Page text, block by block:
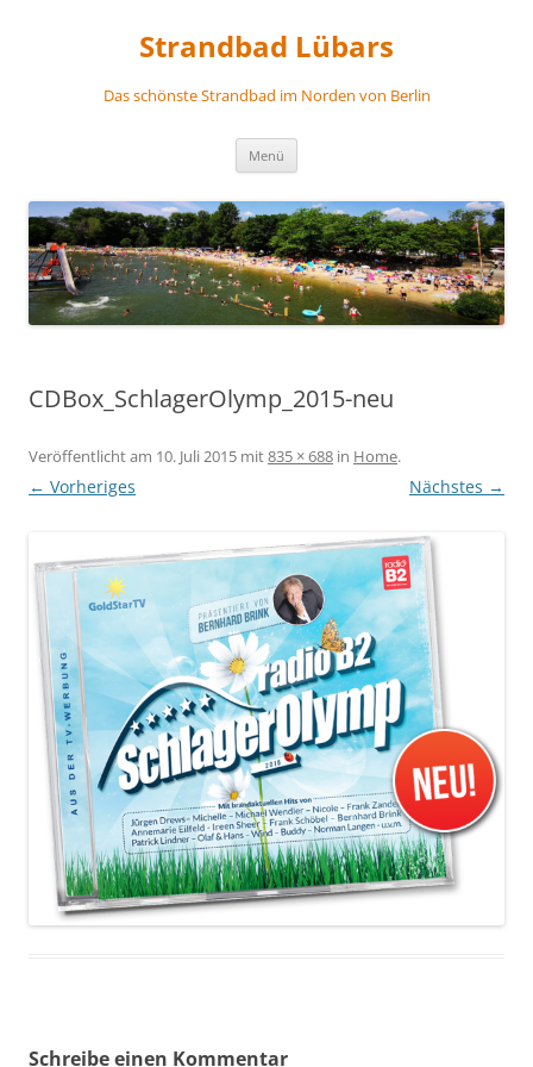
Strandbad Lübars
Das schönste Strandbad im Norden von Berlin
Menü
CDBox_SchlagerOlymp_2015-neu
Veröffentlicht am 10. Juli 2015 mit835 × 688 in Home.
← Vorheriges Nächstes →
Schreibe einen Kommentar